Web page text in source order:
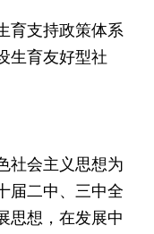
支持政策体系
生育友好型社
会主义思想为
届二中、三中全
思想，在发展中